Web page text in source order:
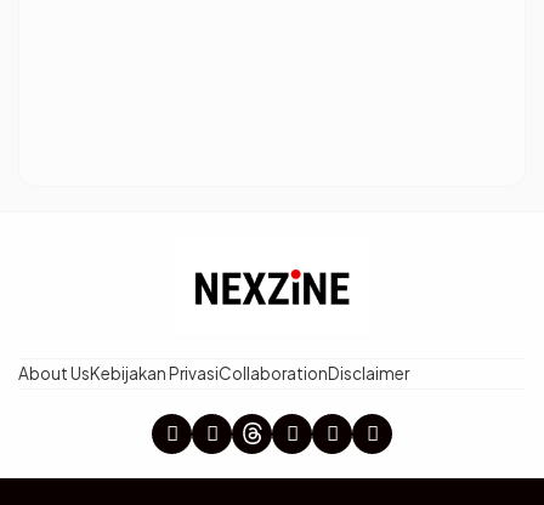
About UsKebijakan PrivasiCollaborationDisclaimer